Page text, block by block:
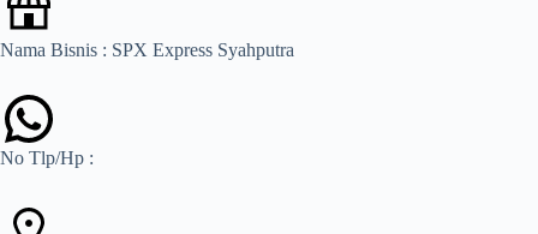
Nama Bisnis : SPX Express Syahputra
No Tlp/Hp :